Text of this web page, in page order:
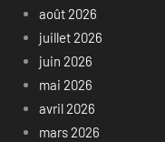
août 2026
juillet 2026
juin 2026
mai 2026
avril 2026
mars 2026